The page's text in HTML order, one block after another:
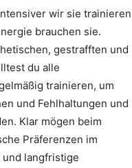
wir sie trainieren
brauchen sie.
gestrafften und
du alle
trainieren, um
und Fehlhaltungen und
Klar mögen beim
Präferenzen im
langfristige